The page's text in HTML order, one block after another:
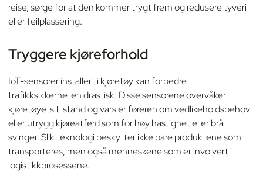
reise, sørge for at den kommer trygt frem og redusere tyveri
eller feilplassering.
Tryggere kjøreforhold
IoT-sensorer installert i kjøretøy kan forbedre
trafikksikkerheten drastisk. Disse sensorene overvåker
kjøretøyets tilstand og varsler føreren om vedlikeholdsbehov
eller utrygg kjøreatferd som for høy hastighet eller brå
svinger. Slik teknologi beskytter ikke bare produktene som
transporteres, men også menneskene som er involvert i
logistikkprosessene.